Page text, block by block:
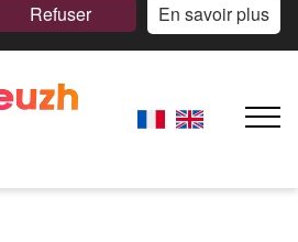
Refuser En savoir plus